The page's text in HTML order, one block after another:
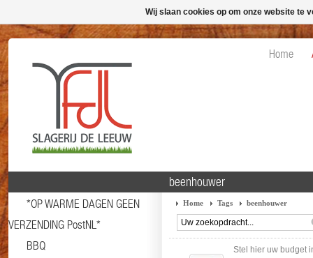
Home
*OP WARME DAGEN GEEN
VERZENDING PostNL*
BBQ
beenhouwer
Home Tags beenhouwer
Stel hier uw budget
Wij slaan cookies op om onze website te